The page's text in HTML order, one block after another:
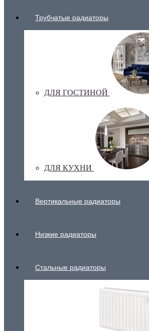
Трубчатые радиаторы
ДЛЯ ГОСТИНОЙ
ДЛЯ КУХНИ
Вертикальные радиаторы
Низкие радиаторы
Стальные радиаторы